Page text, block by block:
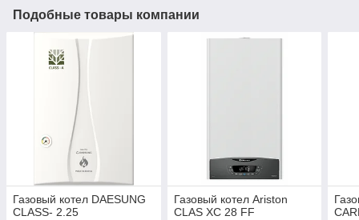
Подобные товары компании
Газовый котел DAESUNG
CLASS- 2.25
Газовый котел Ariston
CLAS ХC 28 FF